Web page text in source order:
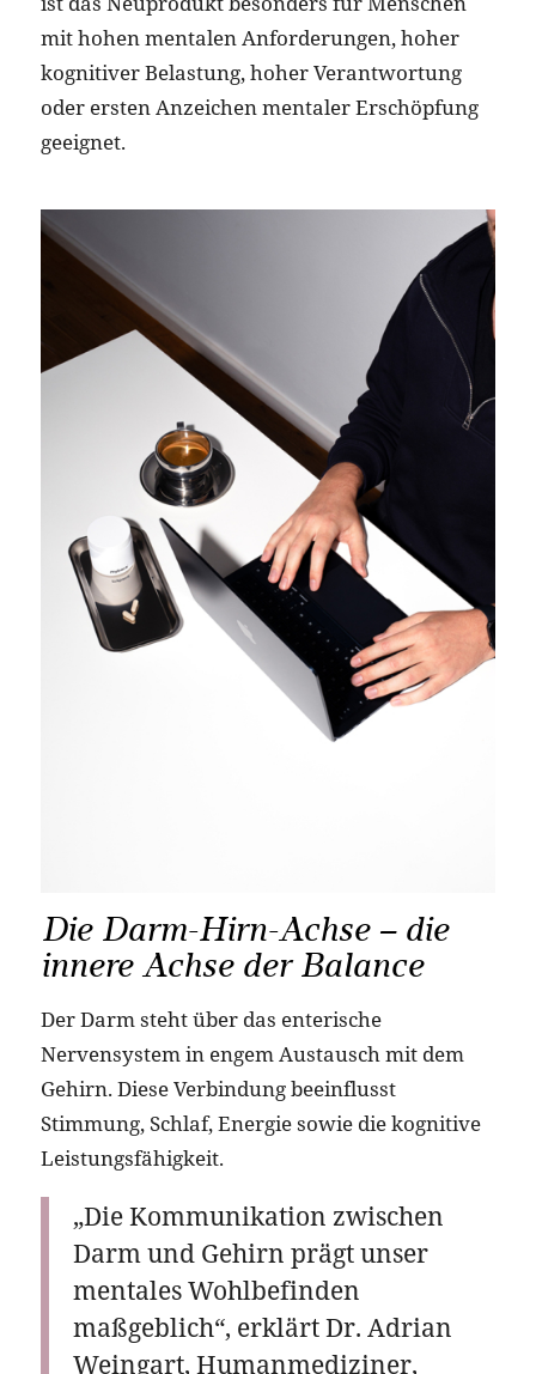
mit hohen mentalen Anforderungen, hoher
kognitiver Belastung, hoher Verantwortung
oder ersten Anzeichen mentaler Erschöpfung
geeignet.
Die Darm-Hirn-Achse – die
innere Achse der Balance
Der Darm steht über das enterische
Nervensystem in engem Austausch mit dem
Gehirn. Diese Verbindung beeinflusst
Stimmung, Schlaf, Energie sowie die kognitive
Leistungsfähigkeit.
„Die Kommunikation zwischen
Darm und Gehirn prägt unser
mentales Wohlbefinden
maßgeblich“, erklärt Dr. Adrian
Weingart, Humanmediziner,